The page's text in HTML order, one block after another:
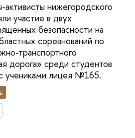
нижегородского
участие в двух
безопасности на
соревнований по
транспортного
дорога» среди студентов
учениками лицея №165.